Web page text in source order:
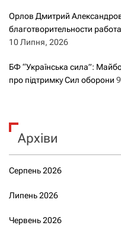
Орлов Дмитрий
благотворительности
10 Липня, 2026
БФ “Українська сила”:
про підтримку Сил оборони
Архіви
Серпень 2026
Липень 2026
Червень 2026